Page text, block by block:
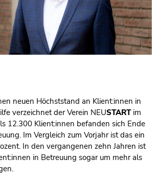
neuen Höchststand an Klient:innen in
verzeichnet der Verein NEUSTARTim
12.300 Klient:innen befanden sich Ende
Im Vergleich zum Vorjahr ist das ein
In den vergangenen zehn Jahren ist
in Betreuung sogar um mehr als